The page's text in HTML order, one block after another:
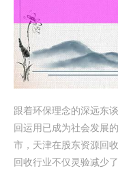
跟着环保理念的深远东
回运用已成为社会发展
市，天津在股东资源回
回收行业不仅灵验减少